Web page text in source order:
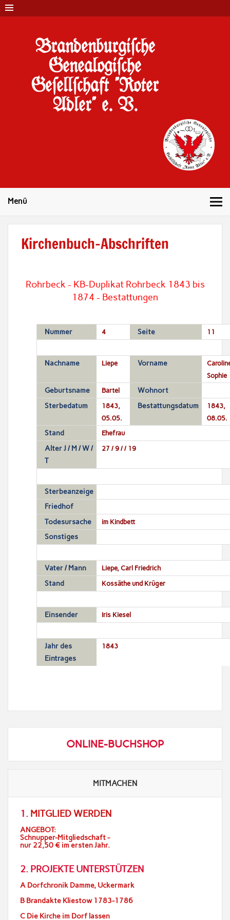
Brandenburgi#che
Genealogi#che
Ge#ell#chaft "Roter
Adler" e. V.
Menü
Kirchenbuch-Abschriften
Rohrbeck - KB-Duplikat Rohrbeck 1843 bis
1874 - Bestattungen
Nummer 4 Seite 11
Nachname Liepe Vorname
Sophie
Geburtsname Bartel
Wohnort
Sterbedatum
1843,
05.05.
Bestattungsdatum
1843,
08.05.
Stand Ehefrau
Alter J / M / W /
T
27 / 9 / / 19
Sterbeanzeige
Friedhof
Todesursache
im Kindbett
Sonstiges
Vater / Mann Liepe, Carl Friedrich
Stand Kossäthe und Krüger
Einsender Iris Kiesel
Jahr des
Eintrages
1843
ONLINE-BUCHSHOP
MITMACHEN
1. MITGLIED WERDEN
ANGEBOT:
Schnupper-Mitgliedschaft -
nur 22,50 € im ersten Jahr.
2. PROJEKTE UNTERSTÜTZEN
A Dorfchronik Damme, Uckermark
B Brandakte Kliestow 1783-1786
C Die Kirche im Dorf lassen